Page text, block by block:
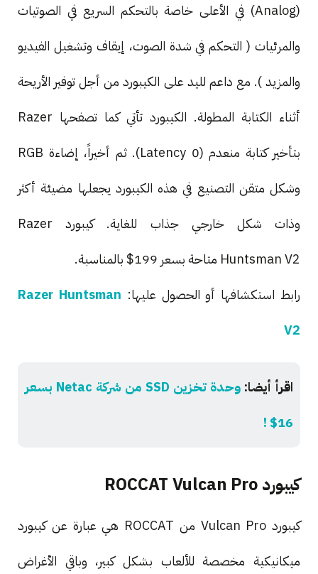
(Analog) في الأعلى خاصة بالتحكم السريع في الصوتيات
والمرئيات ( التحكم في شدة الصوت، إيقاف وتشغيل الفيديو
والمزيد ). مع داعم لليد على الكيبورد من أجل توفير الأريحة
أثناء الكتابة المطولة. الكيبورد تأتي كما تصفحها Razer
بتأخير كتابة منعدم (0 Latency). ثم أخيراً، إضاءة RGB
وشكل متقن التصنيع في هذه الكيبورد يجعلها مضيئة أكثر
وذات شكل خارجي جذاب للغاية. كيبورد Razer
Huntsman V2 متاحة بسعر 199$ بالمناسبة.
رابط استكشافها أو الحصول عليها: Razer Huntsman
V2
اقرأ أيضا:
وحدة تخزين SSD من شركة Netac بسعر
16$ !
كيبورد ROCCAT Vulcan Pro
كيبورد Vulcan Pro من ROCCAT هي عبارة عن كيبورد
ميكانيكية مخصصة للألعاب بشكل كبير، وباقي الأغراض